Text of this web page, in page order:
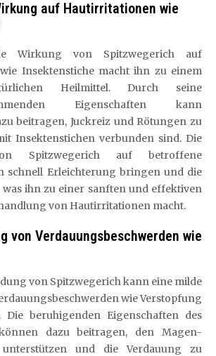
auf Hautirritationen wie
Wirkung von Spitzwegerich auf
Insektenstiche macht ihn zu einem
Heilmittel. Durch seine
Eigenschaften kann
beitragen, Juckreiz und Rötungen zu
Insektenstichen verbunden sind. Die
Spitzwegerich auf betroffene
schnell Erleichterung bringen und die
ihn zu einer sanften und effektiven
von Hautirritationen macht.
von Verdauungsbeschwerden wie
von Spitzwegerich kann eine milde
wie Verstopfung
Die beruhigenden Eigenschaften des
dazu beitragen, den Magen-
und die Verdauung zu